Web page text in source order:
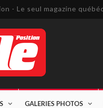
- Le seul magazine
GALERIES PHOTOS